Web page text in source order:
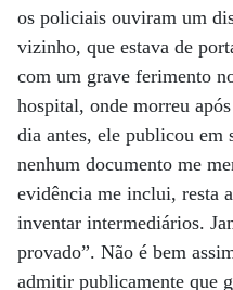
os policiais ouviram um
vizinho, que estava de
com um grave ferimento
hospital, onde morreu
dia antes, ele publicou em
nenhum documento me
evidência me inclui, resta
inventar intermediários.
provado”. Não é bem
admitir publicamente que